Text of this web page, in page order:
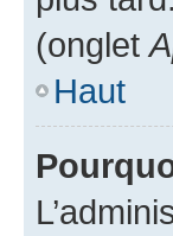
(onglet
Haut